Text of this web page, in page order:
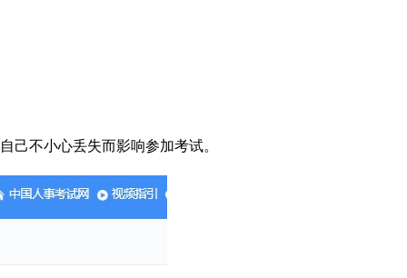
己不小心丢失而影响参加考试。